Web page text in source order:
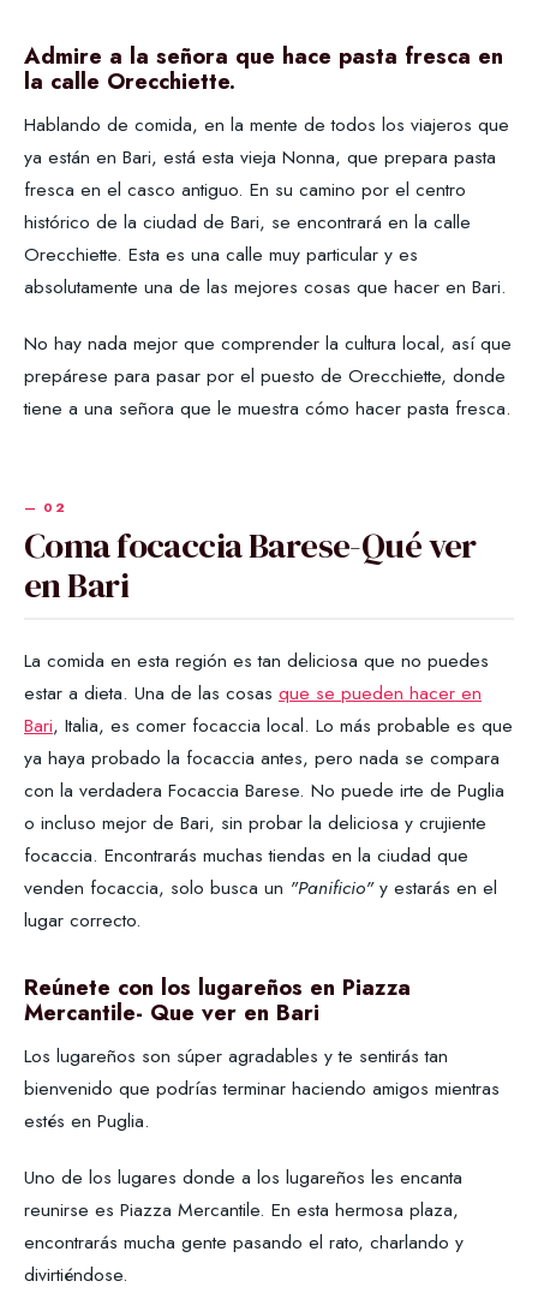
Admire a la señora que hace pasta fresca en
la calle Orecchiette.
Hablando de comida, en la mente de todos los viajeros que
ya están en Bari, está esta vieja Nonna, que prepara pasta
fresca en el casco antiguo. En su camino por el centro
histórico de la ciudad de Bari, se encontrará en la calle
Orecchiette. Esta es una calle muy particular y es
absolutamente una de las mejores cosas que hacer en Bari.
No hay nada mejor que comprender la cultura local, así que
prepárese para pasar por el puesto de Orecchiette, donde
tiene a una señora que le muestra cómo hacer pasta fresca.
Coma focaccia Barese-Qué ver
en Bari
La comida en esta región es tan deliciosa que no puedes
estar a dieta. Una de las cosas que se pueden hacer en
Bari, Italia, es comer focaccia local. Lo más probable es que
ya haya probado la focaccia antes, pero nada se compara
con la verdadera Focaccia Barese. No puede irte de Puglia
o incluso mejor de Bari, sin probar la deliciosa y crujiente
focaccia. Encontrarás muchas tiendas en la ciudad que
venden focaccia, solo busca un "Panificio"y estarás en el
lugar correcto.
Reúnete con los lugareños en Piazza
Mercantile- Que ver en Bari
Los lugareños son súper agradables y te sentirás tan
bienvenido que podrías terminar haciendo amigos mientras
estés en Puglia.
Uno de los lugares donde a los lugareños les encanta
reunirse es Piazza Mercantile. En esta hermosa plaza,
encontrarás mucha gente pasando el rato, charlando y
divirtiéndose.